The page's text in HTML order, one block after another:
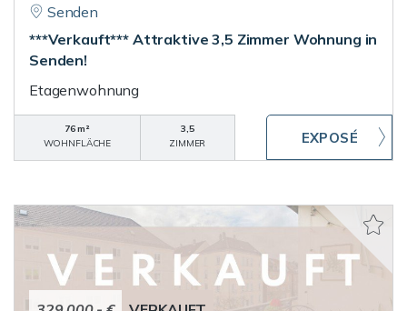
Senden
***Verkauft*** Attraktive 3,5 Zimmer Wohnung in
Senden!
Etagenwohnung
76 m²
WOHNFLÄCHE
3,5
ZIMMER